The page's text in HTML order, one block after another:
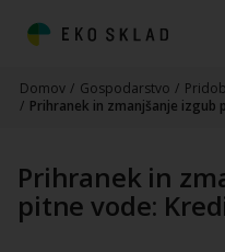
Domov / Gospodarstvo /
/ Prihranek in zmanjšanje izgub
Prihranek in
pitne vode: